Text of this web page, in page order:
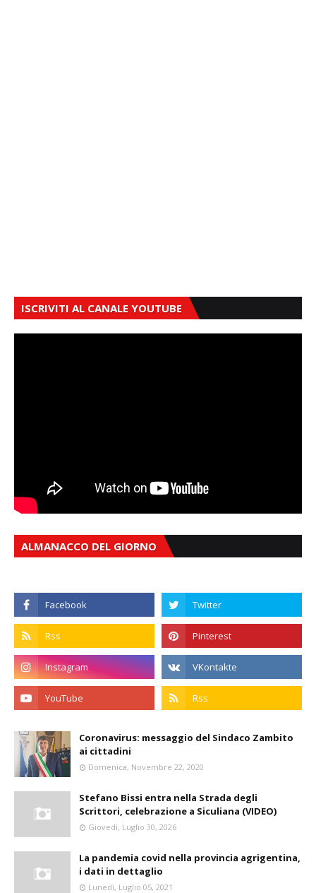
ISCRIVITI AL CANALE YOUTUBE
ALMANACCO DEL GIORNO
Coronavirus: messaggio del Sindaco Zambito
ai cittadini
Domenica, Novembre 22, 2020
Stefano Bissi entra nella Strada degli
Scrittori, celebrazione a Siculiana (VIDEO)
Giovedì, Luglio 30, 2026
La pandemia covid nella provincia agrigentina,
i dati in dettaglio
Lunedì, Luglio 05, 2021